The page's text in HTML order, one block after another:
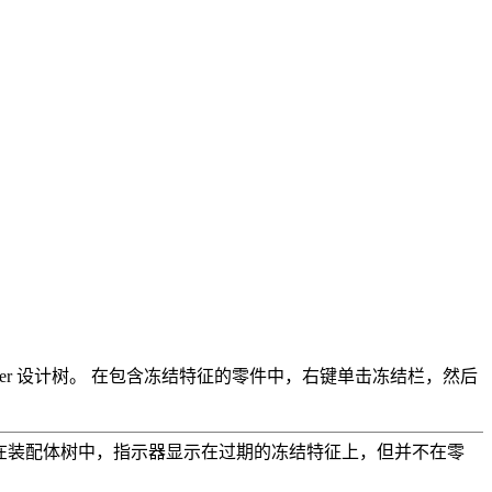
设计树。 在包含冻结特征的零件中，右键单击冻结栏，然后
装配体树中，指示器显示在过期的冻结特征上，但并不在零